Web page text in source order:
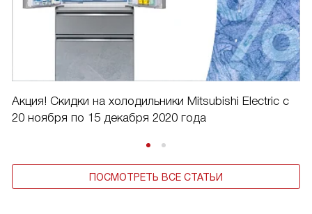
Акция! Скидки на холодильники Mitsubishi Electric с
20 ноября по 15 декабря 2020 года
ПОСМОТРЕТЬ ВСЕ СТАТЬИ